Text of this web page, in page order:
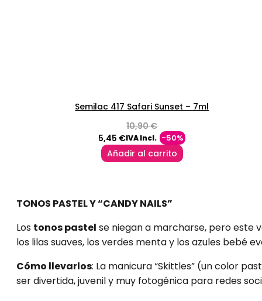
Semilac 417 Safari Sunset – 7ml
10,90€
El
precio
original
5,45 €
El
precio
actual
IVA Incl. -50%
Añadir al carrito
TONOS PASTEL Y “CANDY NAILS”
Los tonos pastel se niegan a marcharse, pero este
los lilas suaves, los verdes menta y los azules bebé
Cómo llevarlos: La manicura “Skittles” (un color
ser divertida, juvenil y muy fotogénica para redes